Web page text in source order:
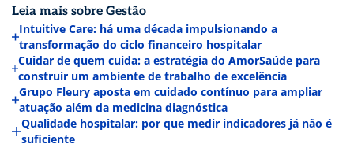
Leia mais sobre Gestão
Intuitive Care: há uma década impulsionando a
transformação do ciclo financeiro hospitalar
Cuidar de quem cuida: a estratégia do AmorSaúde para
construir um ambiente de trabalho de excelência
Grupo Fleury aposta em cuidado contínuo para ampliar
atuação além da medicina diagnóstica
Qualidade hospitalar: por que medir indicadores já não é
suficiente